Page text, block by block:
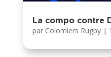
La compo contre
par Colomiers Rugby|